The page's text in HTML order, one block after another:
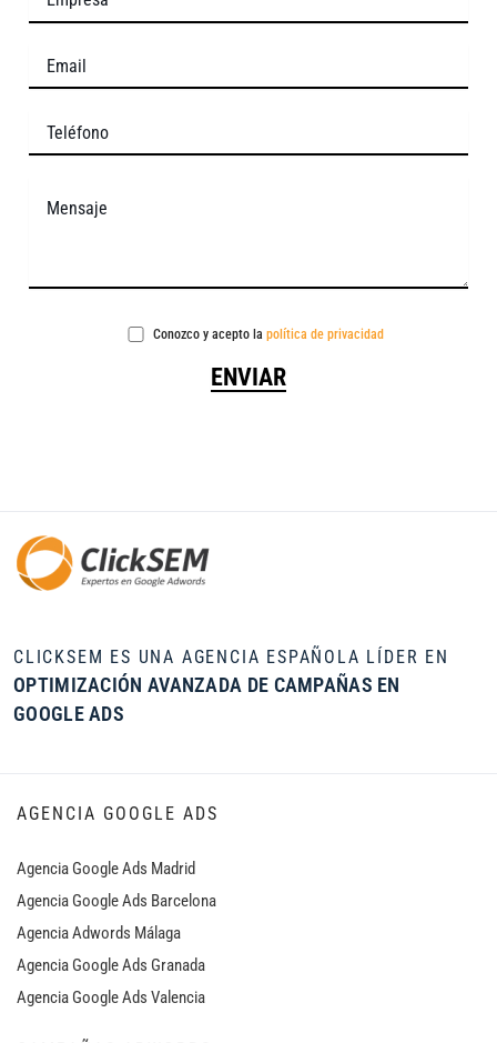
Conozco y acepto la política de privacidad
CLICKSEM ES UNA AGENCIA ESPAÑOLA LÍDER EN
OPTIMIZACIÓN AVANZADA DE CAMPAÑAS EN
GOOGLE ADS
AGENCIA GOOGLE ADS
Agencia Google Ads Madrid
Agencia Google Ads Barcelona
Agencia Adwords Málaga
Agencia Google Ads Granada
Agencia Google Ads Valencia